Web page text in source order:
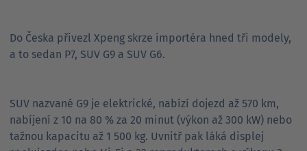
Do Česka přivezl Xpeng skrze importéra hned tři modely,
a to sedan P7, SUV G9 a SUV G6.
SUV nazvané G9 je elektrické, nabízí dojezd až 570 km,
nabíjení z 10 na 80 % za 20 minut (výkon až 300 kW) nebo
tažnou kapacitu až 1 500 kg. Uvnitř pak láká displej